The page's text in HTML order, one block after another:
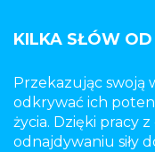
KILKA SŁÓW
Przekazując swoją
odkrywać ich
życia. Dzięki pracy
odnajdywaniu siły